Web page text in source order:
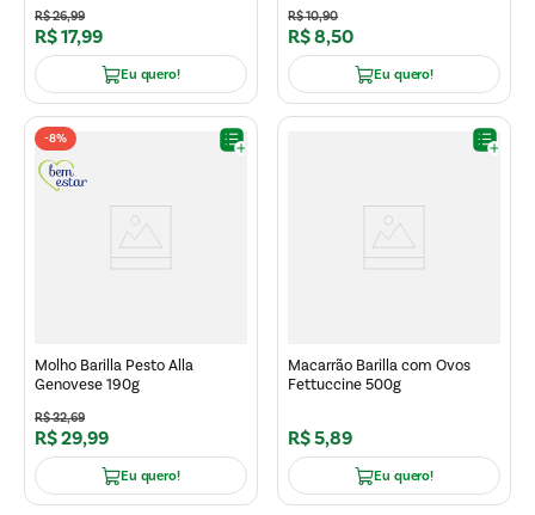
R$26,99
R$17,99
Eu quero!
R$10,90
R$8,50
Eu quero!
-8%
Molho Barilla Pesto Alla
Genovese 190g
R$32,69
R$29,99
Eu quero!
Macarrão Barilla com Ovos
Fettuccine 500g
R$5,89
Eu quero!